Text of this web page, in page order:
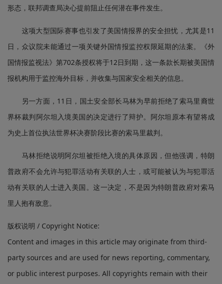
形态，联邦调查局决心提前阻止任何潜在事件发生。
这项大型国际赛事也引发了美国情报界的安全担忧，尤其是11
日，众议院未能通过一项关键外国情报监控权限延期的法案。《外
国情报监视法》第702条授权将于12日到期，这一条款长期被美国情
报机构用于监控海外目标，并收集与国家安全相关的信息。
另一方面，11日，国土安全部长马林为早前拒绝了索马里裔世
界杯裁判阿尔坦入境美国的决定进行了辩护。阿尔坦原本有望将成
为史上首位执法世界杯决赛阶段比赛的索马里裁判。
马林拒绝说明阿尔坦被拒绝入境的具体原因，但他强调，特朗
普政府不会允许与犯罪活动有关联的人士，或可能被认为与犯罪活
动有关联的人士进入美国。这一决定，不是因为特朗普政府对索马
里人抱有敌意。
版权说明 / Copyright Notice:
Content and images in this article may originate from third-
party sources and are used for news reporting, commentary,
or public interest purposes. All copyrights remain with their